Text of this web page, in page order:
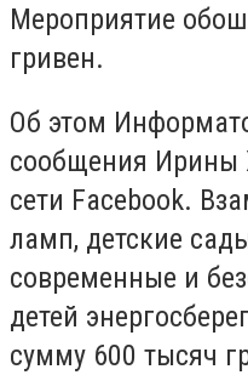
Мероприятие
гривен.
Об этом
сообщения Ирины
сети Facebook.
ламп, детские
современные и
детей
сумму 600 тысяч